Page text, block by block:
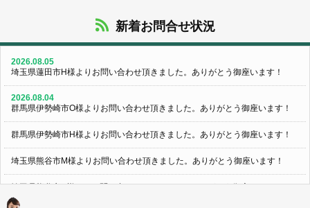
新着お問合せ状況
2026.08.05
埼玉県蓮田市H様よりお問い合わせ頂きました。ありがとう御座います！
2026.08.04
群馬県伊勢崎市O様よりお問い合わせ頂きました。ありがとう御座います！
群馬県伊勢崎市H様よりお問い合わせ頂きました。ありがとう御座います！
埼玉県熊谷市M様よりお問い合わせ頂きました。ありがとう御座います！
埼玉県熊谷市S様よりお問い合わせ頂きました。ありがとう御座います！